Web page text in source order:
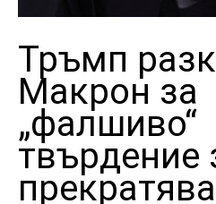
Тръмп
Макрон за
„фалшиво“
твърдение